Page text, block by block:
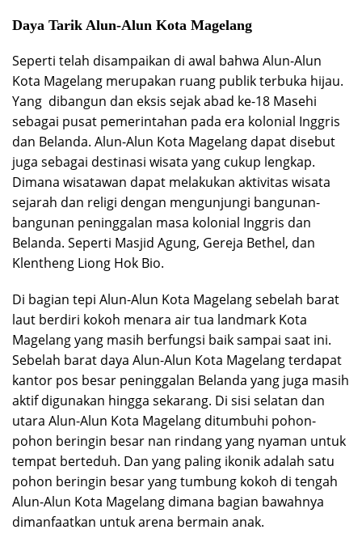
Daya Tarik Alun-Alun Kota Magelang
Seperti telah disampaikan di awal bahwa Alun-Alun
Kota Magelang merupakan ruang publik terbuka hijau.
Yang dibangun dan eksis sejak abad ke-18 Masehi
sebagai pusat pemerintahan pada era kolonial Inggris
dan Belanda. Alun-Alun Kota Magelang dapat disebut
juga sebagai destinasi wisata yang cukup lengkap.
Dimana wisatawan dapat melakukan aktivitas wisata
sejarah dan religi dengan mengunjungi bangunan-
bangunan peninggalan masa kolonial Inggris dan
Belanda. Seperti Masjid Agung, Gereja Bethel, dan
Klentheng Liong Hok Bio.
Di bagian tepi Alun-Alun Kota Magelang sebelah barat
laut berdiri kokoh menara air tua landmark Kota
Magelang yang masih berfungsi baik sampai saat ini.
Sebelah barat daya Alun-Alun Kota Magelang terdapat
kantor pos besar peninggalan Belanda yang juga masih
aktif digunakan hingga sekarang. Di sisi selatan dan
utara Alun-Alun Kota Magelang ditumbuhi pohon-
pohon beringin besar nan rindang yang nyaman untuk
tempat berteduh. Dan yang paling ikonik adalah satu
pohon beringin besar yang tumbung kokoh di tengah
Alun-Alun Kota Magelang dimana bagian bawahnya
dimanfaatkan untuk arena bermain anak.